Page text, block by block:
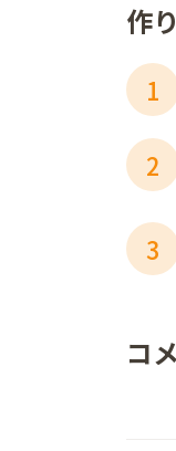
作
1
2
3
コ